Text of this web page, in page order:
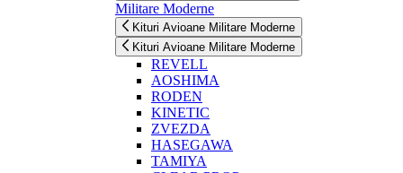
Militare Moderne
Kituri Avioane Militare Moderne
Kituri Avioane Militare Moderne
REVELL
AOSHIMA
RODEN
KINETIC
ZVEZDA
HASEGAWA
TAMIYA